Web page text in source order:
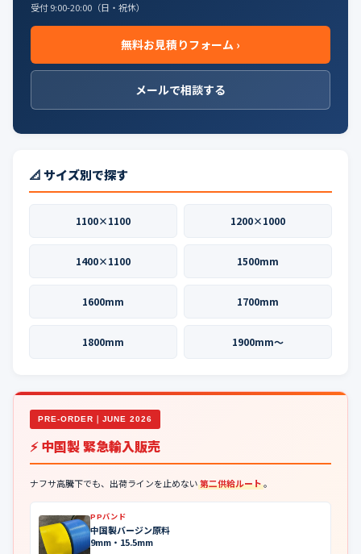
受付 9:00-20:00（日・祝休）
無料お見積りフォーム ›
メールで相談する
📐 サイズ別で探す
1100×1100 1200×1000
1400×1100 1500mm
1600mm 1700mm
1800mm 1900mm〜
PRE-ORDER｜JUNE 2026
⚡ 中国製 緊急輸入販売
ナフサ高騰下でも、出荷ラインを止めない第二供給ルート。
PPバンド
中国製バージン原料
9mm・15.5mm